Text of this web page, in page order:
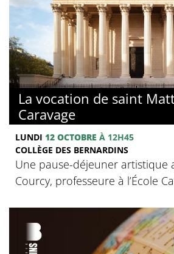
La vocation de saint
Caravage
LUNDI 12 OCTOBRE À 12H45
COLLÈGE DES BERNARDINS
Une pause-déjeuner artistique
Courcy, professeure à l’École